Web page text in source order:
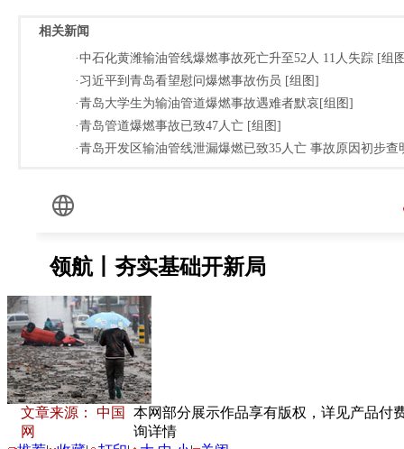
相关新闻
·中石化黄潍输油管线爆燃事故死亡升至52人 11人失踪 [组
·习近平到青岛看望慰问爆燃事故伤员 [组图]
·青岛大学生为输油管道爆燃事故遇难者默哀[组图]
·青岛管道爆燃事故已致47人亡 [组图]
·青岛开发区输油管线泄漏爆燃已致35人亡 事故原因初步查
文章来源： 中国
网
本网部分展示作品享有版权，详见产品付
询详情